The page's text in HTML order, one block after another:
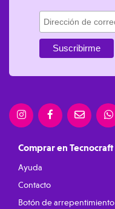
Comprar en Tecnocraft
Ayuda
Contacto
Botón de arrepentimiento